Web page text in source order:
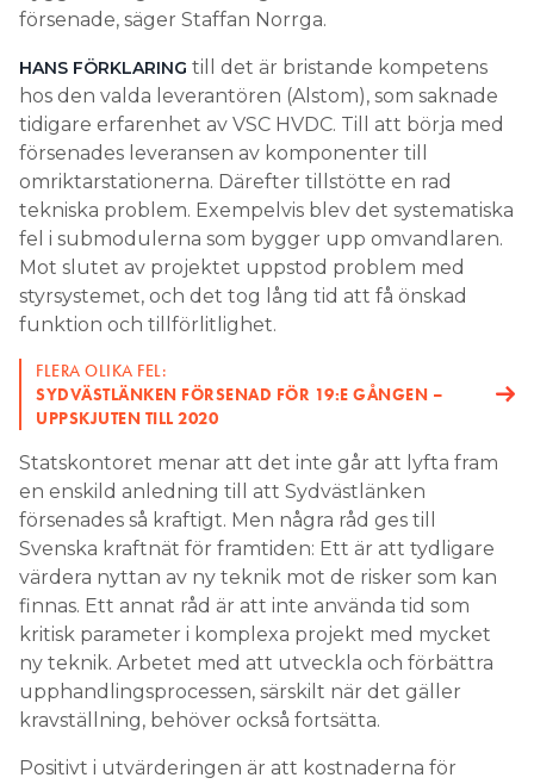
försenade, säger Staffan Norrga.
HANS FÖRKLARING till det är bristande kompetens
hos den valda leverantören (Alstom), som saknade
tidigare erfarenhet av VSC HVDC. Till att börja med
försenades leveransen av komponenter till
omriktarstationerna. Därefter tillstötte en rad
tekniska problem. Exempelvis blev det systematiska
fel i submodulerna som bygger upp omvandlaren.
Mot slutet av projektet uppstod problem med
styrsystemet, och det tog lång tid att få önskad
funktion och tillförlitlighet.
FLERA OLIKA FEL:
SYDVÄSTLÄNKEN FÖRSENAD FÖR 19:E GÅNGEN –
UPPSKJUTEN TILL 2020
Statskontoret menar att det inte går att lyfta fram
en enskild anledning till att Sydvästlänken
försenades så kraftigt. Men några råd ges till
Svenska kraftnät för framtiden: Ett är att tydligare
värdera nyttan av ny teknik mot de risker som kan
finnas. Ett annat råd är att inte använda tid som
kritisk parameter i komplexa projekt med mycket
ny teknik. Arbetet med att utveckla och förbättra
upphandlingsprocessen, särskilt när det gäller
kravställning, behöver också fortsätta.
Positivt i utvärderingen är att kostnaderna för